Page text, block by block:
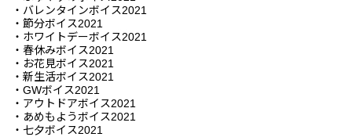
・バレンタインボイス2021
・節分ボイス2021
・ホワイトデーボイス2021
・春休みボイス2021
・お花見ボイス2021
・新生活ボイス2021
・GWボイス2021
・アウトドアボイス2021
・あめもようボイス2021
・七夕ボイス2021